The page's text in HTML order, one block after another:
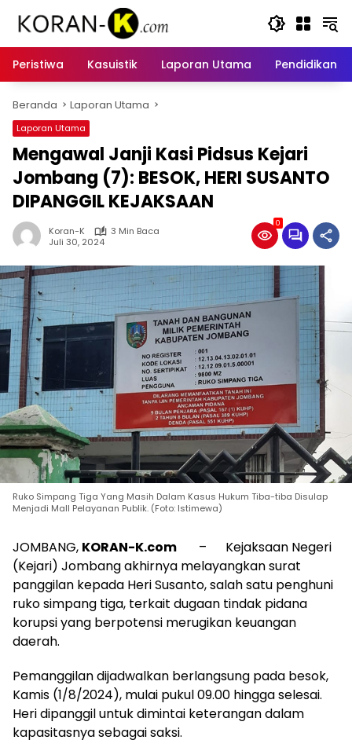
Peristiwa
Kasuistik Laporan Utama Pendidikan
Beranda Laporan Utama
Laporan Utama
Mengawal Janji Kasi Pidsus Kejari
Jombang (7): BESOK, HERI SUSANTO
DIPANGGIL KEJAKSAAN
Koran-K
3 Min Baca
Juli 30, 2024
0
Ruko Simpang Tiga Yang Masih Dalam Kasus Hukum Tiba-tiba Disulap
Menjadi Mall Pelayanan Publik. (Foto: Istimewa)
JOMBANG, KORAN-K.com – Kejaksaan Negeri
(Kejari) Jombang akhirnya melayangkan surat
panggilan kepada Heri Susanto, salah satu penghuni
ruko simpang tiga, terkait dugaan tindak pidana
korupsi yang berpotensi merugikan keuangan
daerah.
Pemanggilan dijadwalkan berlangsung pada besok,
Kamis (1/8/2024), mulai pukul 09.00 hingga selesai.
Heri dipanggil untuk dimintai keterangan dalam
kapasitasnya sebagai saksi.